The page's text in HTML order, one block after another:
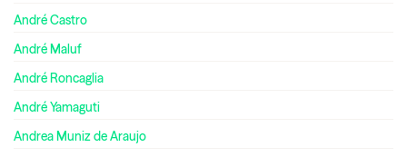
André Castro
André Maluf
André Roncaglia
André Yamaguti
Andrea Muniz de Araujo